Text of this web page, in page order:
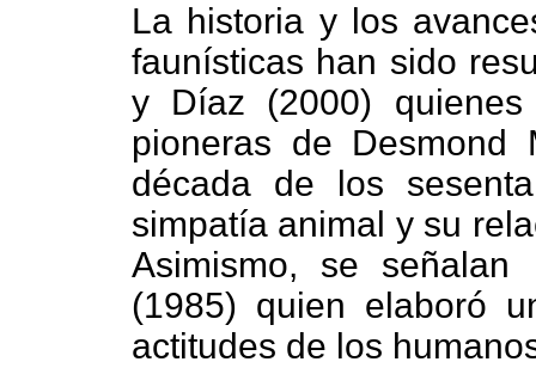
La historia y los
faunísticas han sido
y Díaz (2000) quienes
pioneras de
década de los
simpatía animal y su
Asimismo, se señalan
(1985) quien elaboró
actitudes de los